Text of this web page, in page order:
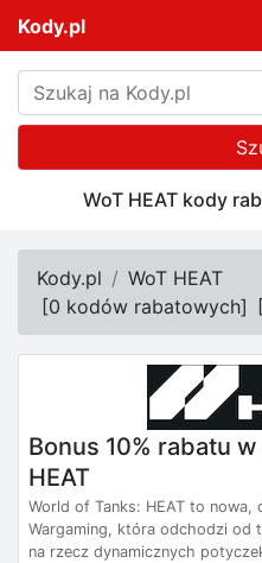
Kody.pl
WoT HEAT kody
Kody.pl
WoT HEAT
[0 kodów rabatowych]
Bonus 10% rabatu
HEAT
World of Tanks: HEAT to nowa,
Wargaming, która odchodzi od
na rzecz dynamicznych